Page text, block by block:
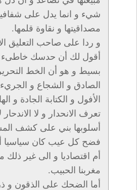
شيء و انما يدل على
مصداقيتها و نقاوة قلمها.
و ردا على صاحب التعليق
أقول لك أن حدسك
بسيط و هو أن الخط
الصادق و الشجاع و
الأفول و الكتابة الجادة و
تعرف الانحدار و لا الاندحار
أسلوبها بني على كشف
فضح كل عيب كان سياسيا
أم اقتصاديا و الى غير ذلك
مغربنا الحبيب.
أما الضحك على الذقون و